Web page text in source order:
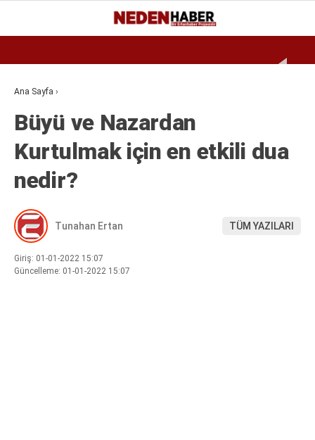
29.9
BURSA
EKONOMI
BIYOGRAFI
DÜNYA
MAGAZIN
SIYASET
Ana Sayfa ›
Büyü ve Nazardan
Kurtulmak için en etkili dua
nedir?
Tunahan Ertan TÜM YAZILARI
Giriş: 01-01-2022 15:07
Güncelleme: 01-01-2022 15:07